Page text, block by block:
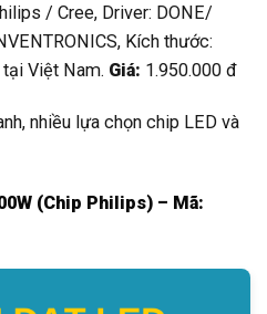
/ Cree, Driver: DONE/
Kích thước:
Việt Nam. Giá: 1.950.000 đ
nhiều lựa chọn chip LED và
(Chip Philips) – Mã: